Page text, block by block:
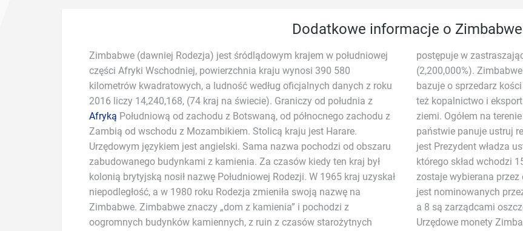
Dodatkowe informacje o Zimbabwe
Zimbabwe (dawniej Rodezja) jest śródlądowym krajem w południowej
części Afryki Wschodniej, powierzchnia kraju wynosi 390 580
kilometrów kwadratowych, a ludność według oficjalnych danych z roku
2016 liczy 14,240,168, (74 kraj na świecie). Graniczy od południa z
Afryką Południową od zachodu z Botswaną, od północnego zachodu z
Zambią od wschodu z Mozambikiem. Stolicą kraju jest Harare.
Urzędowym językiem jest angielski. Sama nazwa pochodzi od obszaru
zabudowanego budynkami z kamienia. Za czasów kiedy ten kraj był
kolonią brytyjską nosił nazwę Południowej Rodezji. W 1965 kraj uzyskał
niepodległość, a w 1980 roku Rodezja zmieniła swoją nazwę na
Zimbabwe. Zimbabwe znaczy „dom z kamienia” i pochodzi z
oogromnych budynków kamiennych, z ruin z czasów starożytnych
postępuje w
(2,200,000%).
bazuje o sprzedarz
też kopalnictwo i
ziemi. Ogółem na terenie kraju znajduje się 195 rodzajów minerałów. W
państwie panuje ustruj republiki prezydenckiej. Tak ięc głową republiki
jest Prezydent władza ustawodawcza sprawowana jest parlament, w
którego skład wchodzi 150 członków z 6 letnią kadencją. Z tych 120
zostaje wybierana przez obywateli kraju w bezpośrednich wyborach, 12
jest nominowanych przez prezydenta, 10 to przywódcy etnicznych grup
a 8 są zarządcami
Urzędowe monety